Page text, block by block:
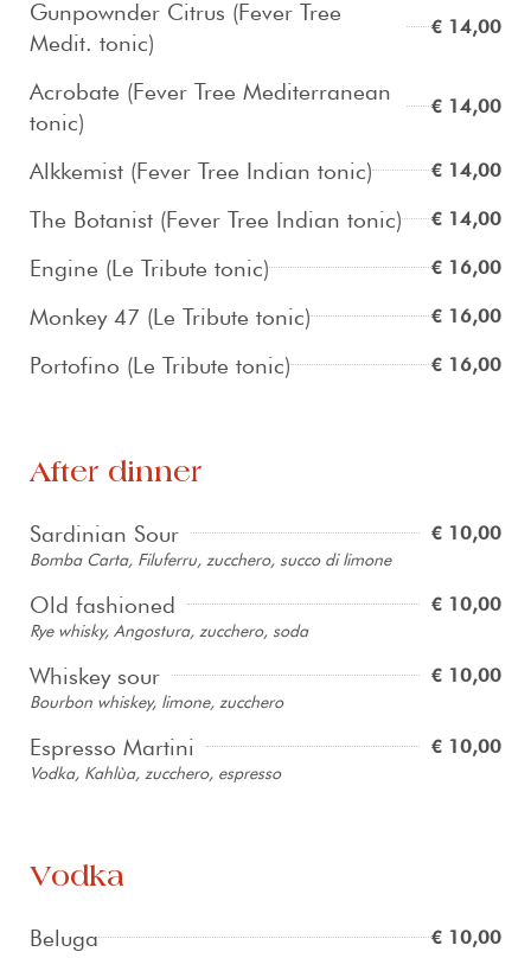
Gunpownder Citrus (Fever Tree
Medit. tonic)
€ 14,00
Acrobate (Fever Tree Mediterranean
tonic)
€ 14,00
Alkkemist (Fever Tree Indian tonic) € 14,00
The Botanist (Fever Tree Indian tonic) € 14,00
Engine (Le Tribute tonic) € 16,00
Monkey 47 (Le Tribute tonic) € 16,00
Portofino (Le Tribute tonic) € 16,00
After dinner
Sardinian Sour € 10,00
Bomba Carta, Filuferru, zucchero, succo di limone
Old fashioned € 10,00
Rye whisky, Angostura, zucchero, soda
Whiskey sour € 10,00
Bourbon whiskey, limone, zucchero
Espresso Martini € 10,00
Vodka, Kahlùa, zucchero, espresso
Vodka
Beluga € 10,00